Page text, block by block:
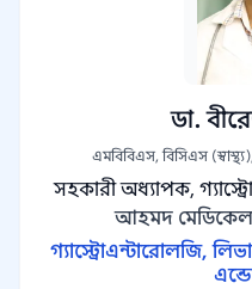
ডা.
এমবিবিএস, বিসিএস
সহকারী অধ্যাপক,
আহমদ
গ্যাস্ট্রোএন্টারোলজি,